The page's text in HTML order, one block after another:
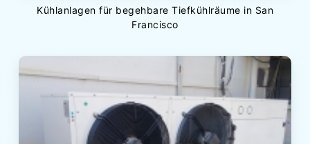
Kühlanlagen für begehbare Tiefkühlräume in San
Francisco